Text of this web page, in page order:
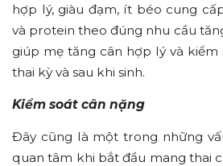
hợp lý, giàu đạm, ít béo cung
và protein theo đúng nhu cầu
giúp mẹ tăng cân hợp lý và
thai kỳ và sau khi sinh.
Kiểm soát cân nặng
Đây cũng là một trong những
quan tâm khi bắt đầu mang thai